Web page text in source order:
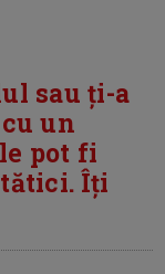
sau ți-a
un
pot fi
Îți